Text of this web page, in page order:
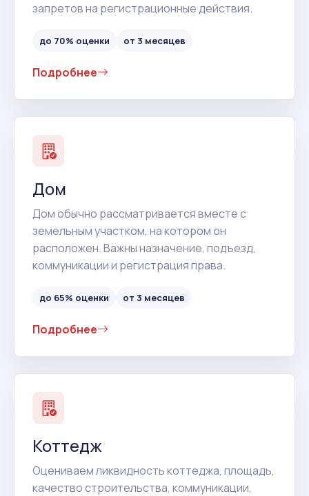
запретов на регистрационные действия.
до 70% оценки от 3 месяцев
Подробнее
Дом
Дом обычно рассматривается вместе с
земельным участком, на котором он
расположен. Важны назначение, подъезд,
коммуникации и регистрация права.
до 65% оценки от 3 месяцев
Подробнее
Коттедж
Оцениваем ликвидность коттеджа, площадь,
качество строительства, коммуникации,